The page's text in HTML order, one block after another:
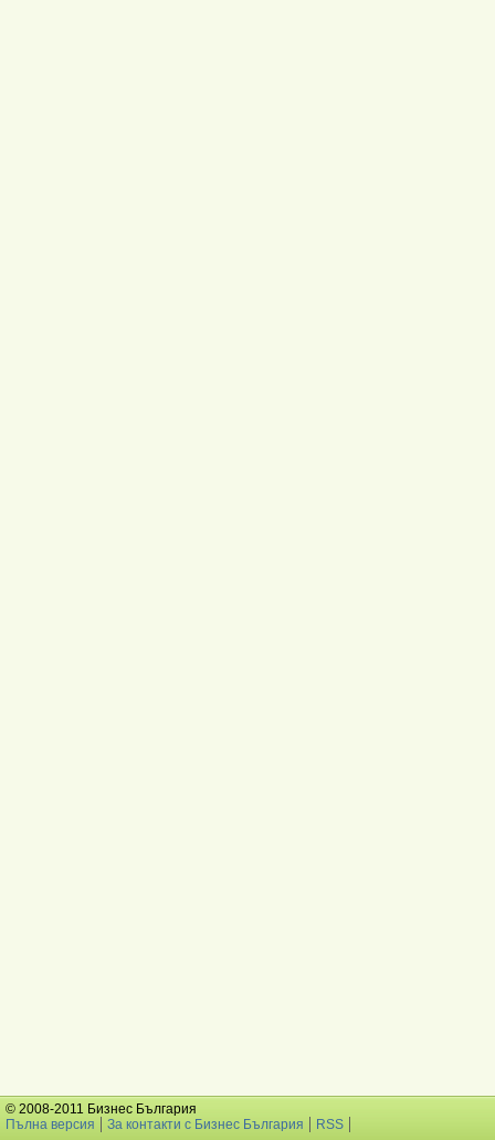
© 2008-2011 Бизнес България
Пълна версия
За контакти с Бизнес България RSS